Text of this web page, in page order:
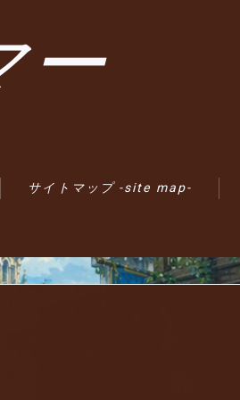
ー
サイトマップ -site map-